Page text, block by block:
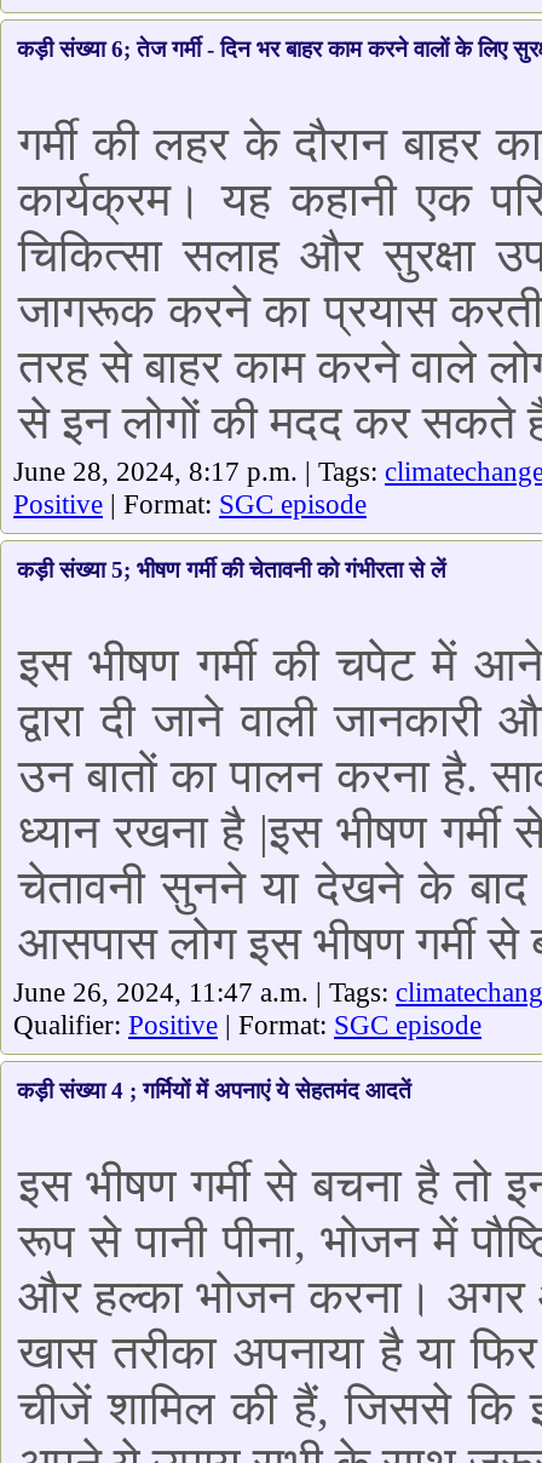
कड़ी संख्या 6; तेज गर्मी - दिन भर बाहर काम करने वालों के लिए
गर्मी की लहर के दौरान बाहर
कार्यक्रम। यह कहानी एक
चिकित्सा सलाह और सुरक्षा
जागरूक करने का प्रयास
तरह से बाहर काम करने वाले
से इन लोगों की मदद कर सकते
June 28, 2024, 8:17 p.m. | Tags:
Positive | Format: SGC episode
कड़ी संख्या 5; भीषण गर्मी की चेतावनी को गंभीरता से लें
इस भीषण गर्मी की चपेट में
द्वारा दी जाने वाली
उन बातों का पालन करना है.
ध्यान रखना है |इस भीषण
चेतावनी सुनने या देखने के
आसपास लोग इस भीषण गर्मी
June 26, 2024, 11:47 a.m. | Tags:
Qualifier: Positive | Format: SGC episode
कड़ी संख्या 4 ; गर्मियों में अपनाएं ये सेहतमंद आदतें
इस भीषण गर्मी से बचना है तो
रूप से पानी पीना, भोजन में
और हल्का भोजन करना। अगर
खास तरीका अपनाया है या
चीजें शामिल की हैं, जिससे कि